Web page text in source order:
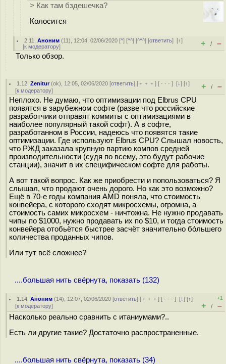
> Как там бздешечка?
Колосится
2.11 ,Аноним (11), 12:04, 02/06/2020 [^] [^^] [^^^] [ответить][↑]
[к модератору] + / –
Только обзор.
1.12 ,Zenitur(ok), 12:05, 02/06/2020 [ответить] [ ﹢﹢﹢] [ · · ·][↓] [↑]
[к модератору] + / –
Неплохо. Не думаю, что оптимизации под Elbrus CPU
появятся в зарубежном софте (разве что российские
разработчики отправят коммиты с оптимизациями в
наиболее популярный такой софт). А в софте,
разработанном в России, надеюсь что появятся такие
оптимизации. Где используют Elbrus CPU? Слышал новость,
что РЖД заказала крупную партию компов средней
производительности (судя по всему, это будут рабочие
станции), значит в их специфическом софте для работы.
А вот такой вопрос. Как же приобрести и попользоваться? Я
слышал, что продают очень дорого. Но как это возможно?
Ещё в 70-е годы компания AMD поняла, что стоимость
конвейера, с которого сходят микросхемы, огромна, а
стоимость самих микросхем - ничтожна. Не нужно продавать
чипы по $1000, нужно продавать их по $10, и тогда стоимость
конвейера отобьётся быстрее засчёт значительно бо́льшего
количества проданных чипов.
Или тут всё сложнее?
....большая нить свёрнута, показать (132)
1.14 ,Аноним (14), 12:07, 02/06/2020 [ответить] [ ﹢﹢﹢] [ · · ·][↓] [↑]
[к модератору]
+1
+ / –
Насколько реально сравнить с итаниумами?..
Есть ли другие такие? Достаточно распространенные.
....большая нить свёрнута, показать (34)